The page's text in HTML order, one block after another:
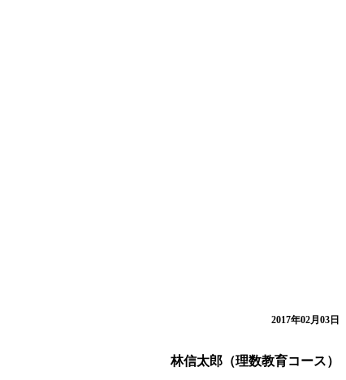
2017年02月03日
林信太郎（理数教育コース）